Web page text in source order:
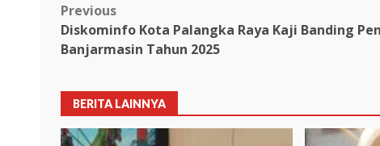
Post
navigation
Previous
Diskominfo Kota Palangka Raya Kaji Banding
Banjarmasin Tahun 2025
BERITA LAINNYA